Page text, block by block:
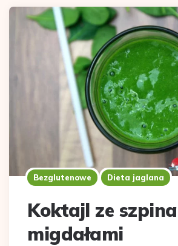
Bezglutenowe Dieta jaglana
Koktajl ze
migdałami